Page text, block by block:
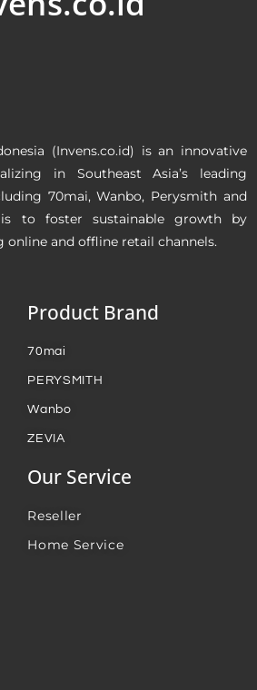
(Invens.co.id) is an innovative
in Southeast Asia’s leading
70mai, Wanbo, Perysmith and
to foster sustainable growth by
online and offline retail channels.
Product Brand
70mai
PERYSMITH
Wanbo
ZEVIA
Our Service
Reseller
Home Service